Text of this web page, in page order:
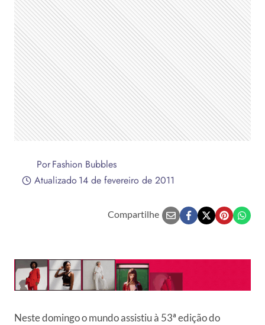
PorFashion Bubbles
Atualizado14 de fevereiro de 2011
Compartilhe
Neste domingo o mundo assistiu à 53ª edição do